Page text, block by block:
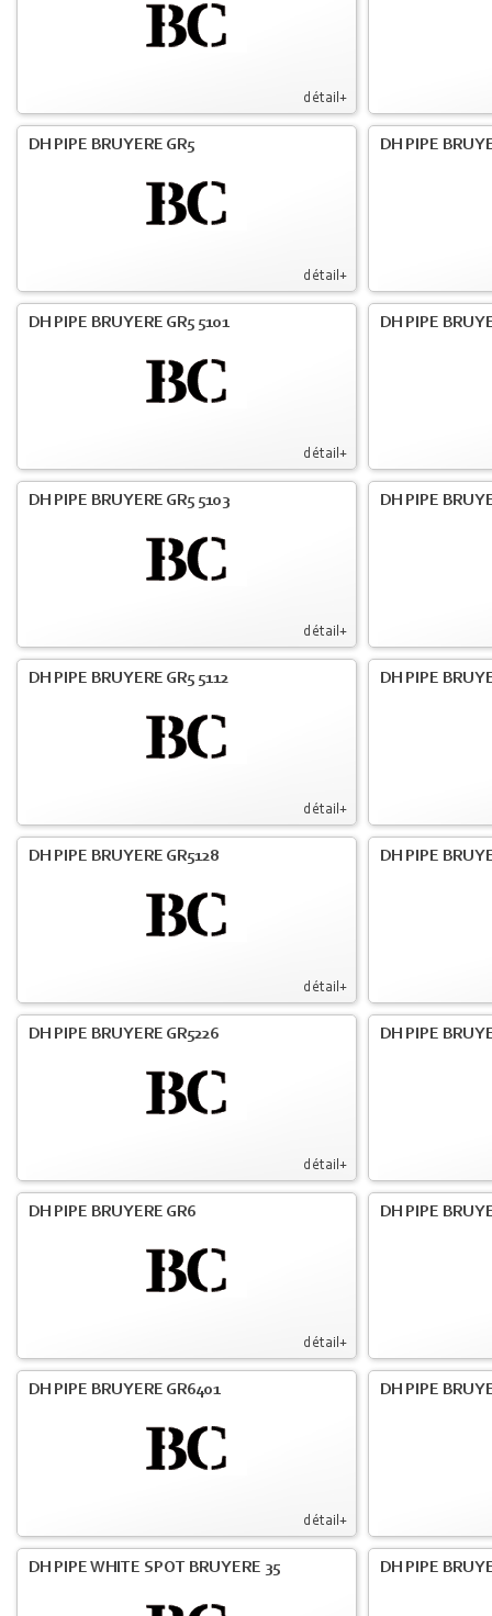
détail+
détail+
DH PIPE BRUYERE GR5 DH PIPE
détail+
DH PIPE BRUYERE GR5 5101 DH PIPE
détail+
DH PIPE BRUYERE GR5 5103 DH PIPE
détail+
DH PIPE BRUYERE GR5 5112 DH PIPE
détail+
DH PIPE BRUYERE GR5128 DH PIPE
détail+
DH PIPE BRUYERE GR5226 DH PIPE
détail+
DH PIPE BRUYERE GR6 DH PIPE
détail+
DH PIPE BRUYERE GR6401 DH PIPE
DH PIPE WHITE SPOT BRUYERE 35 DH PIPE